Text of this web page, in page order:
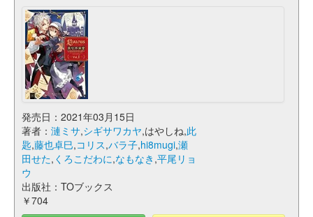
発売日：2021年03月15日
著者： 漣ミサ,シギサワカヤ,はやしね,此
匙,藤也卓巳,コリス,バラ子,hi8mugi,瀬
田せた, くろこだわに,なもなき ,平尾リョ
ウ
出版社：TOブックス
￥704